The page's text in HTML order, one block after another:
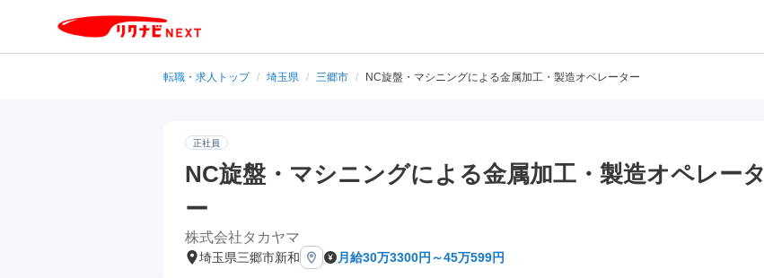
転職・求人トップ / 埼玉県 / 三郷市 / NC旋盤・マシニングによる金属加工・製造オペレーター
正社員
NC旋盤・マシニングによる金属加工・製造オペレータ
ー
株式会社タカヤマ
埼玉県三郷市新和 月給30万3300円～45万599円